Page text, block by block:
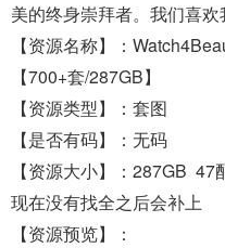
美的终身崇拜者。我们喜欢
【资源名称】：
【700+套/287GB】
【资源类型】：套图
【是否有码】：无码
【资源大小】：287GB
现在没有找全之后会补上
【资源预览】：